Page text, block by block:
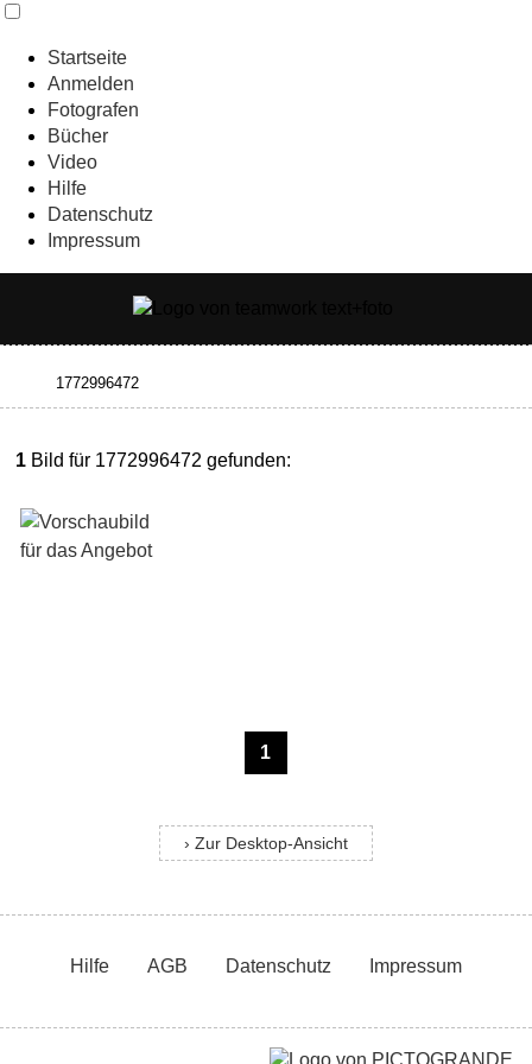
Startseite
Anmelden
Fotografen
Bücher
Video
Hilfe
Datenschutz
Impressum
1 Bild für 1772996472 gefunden:
1
› Zur Desktop-Ansicht
Hilfe AGB Datenschutz Impressum